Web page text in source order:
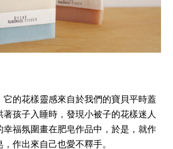
的花樣靈感來自於我們的寶貝平時蓋
孩子入睡時，發現小被子的花樣迷人
幸福氛圍畫在肥皂作品中，於是，就作
作出來自己也愛不釋手。